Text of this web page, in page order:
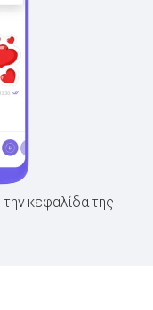
κεφαλίδα της